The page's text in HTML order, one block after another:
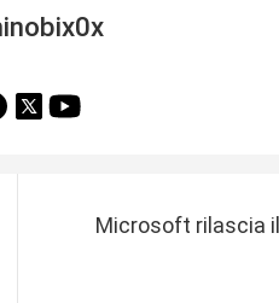
Microsoft rilascia